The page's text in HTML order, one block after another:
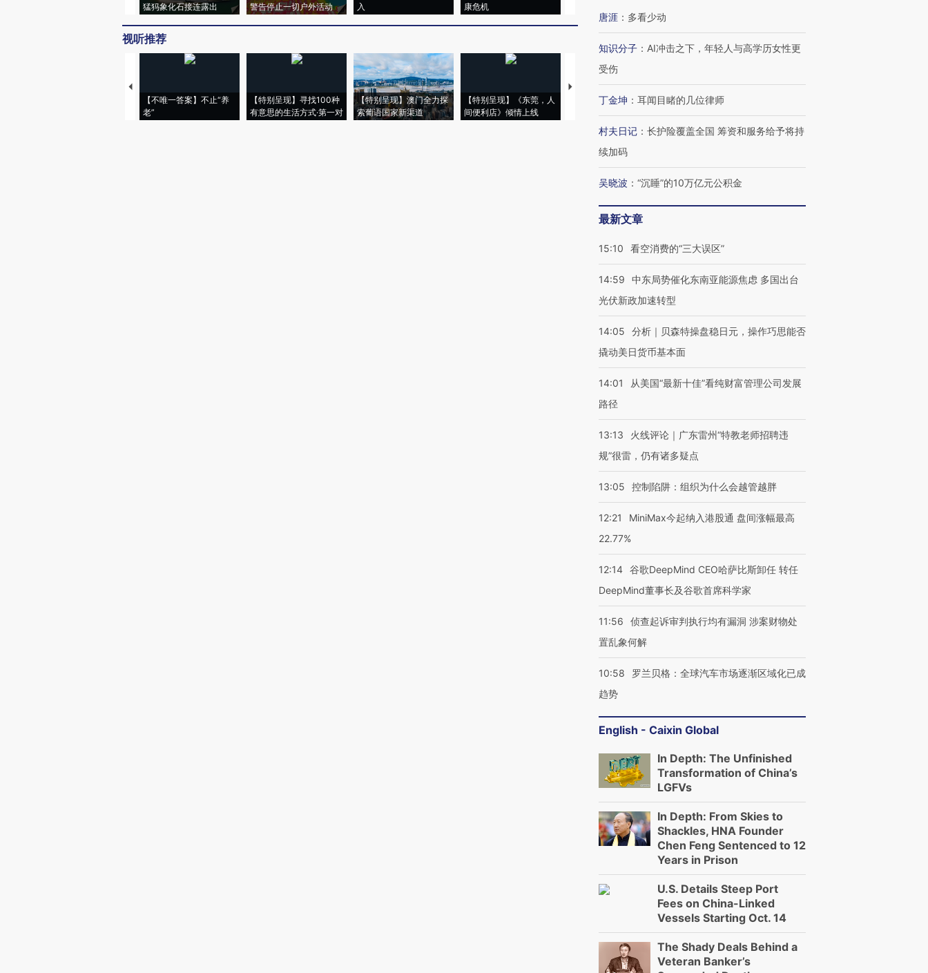
猛犸象化石接连露出
警告停止一切户外活动
入
康危机
视听推荐
【不唯一答案】不止“养
老”
【特别呈现】寻找100种
有意思的生活方式·第一对
【特别呈现】澳门全力探
索葡语国家新渠道
【特别呈现】《东莞，人
间便利店》倾情上线
【推广】走进第四届链博
会，让数智科技“链”接产
【特别呈现】寻找100种
【商旅对话】华住集团
唐涯 ： 多看少动
知识分子 ： AI冲击之下，年轻人与高学历女性更
受伤
丁金坤 ： 耳闻目睹的几位律师
村夫日记 ： 长护险覆盖全国 筹资和服务给予将持
续加码
吴晓波 ： “沉睡”的10万亿元公积金
最新文章
15:10 看空消费的“三大误区”
14:59
中东局势催化东南亚能源焦虑 多国出台
光伏新政加速转型
14:05
分析｜贝森特操盘稳日元，操作巧思能否
撬动美日货币基本面
14:01
从美国“最新十佳”看纯财富管理公司发展
路径
13:13
火线评论｜广东雷州“特教老师招聘违
规”很雷，仍有诸多疑点
13:05 控制陷阱：组织为什么会越管越胖
12:21
MiniMax今起纳入港股通 盘间涨幅最高
22.77%
12:14 谷歌DeepMind CEO哈萨比斯卸任 转任
DeepMind董事长及谷歌首席科学家
11:56
侦查起诉审判执行均有漏洞 涉案财物处
置乱象何解
10:58
罗兰贝格：全球汽车市场逐渐区域化已成
趋势
English - Caixin Global
In Depth: The Unfinished
Transformation of China’s
LGFVs
In Depth: From Skies to
Shackles, HNA Founder
Chen Feng Sentenced to 12
Years in Prison
U.S. Details Steep Port
Fees on China-Linked
Vessels Starting Oct. 14
The Shady Deals Behind a
Veteran Banker’s